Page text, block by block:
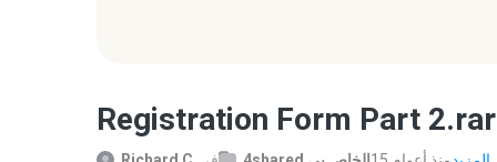
Registration Form Part 2.rar